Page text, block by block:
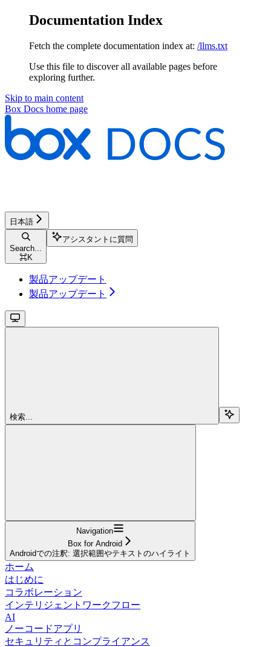
Documentation Index
Fetch the complete documentation index at: /llms.txt
Use this file to discover all available pages before
exploring further.
Skip to main content
Box Docs home page
日本語
Search...
⌘K
アシスタントに質問
製品アップデート
製品アップデート
検索...
Navigation
Box for Android
Androidでの注釈: 選択範囲やテキストのハイライト
ホーム
はじめに
コラボレーション
インテリジェントワークフロー
AI
ノーコードアプリ
セキュリティとコンプライアンス